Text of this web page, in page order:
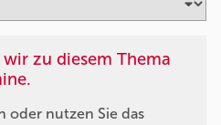
zu diesem Thema
oder nutzen Sie das